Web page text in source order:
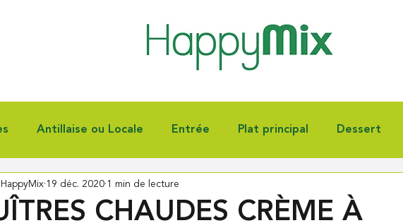
Antillaise ou Locale Entrée Plat principal Dessert
Pain & Viennoiserie Fêtes
CHAUDES CRÈME À
HappyMix 19 déc. 2020 1 min de lecture